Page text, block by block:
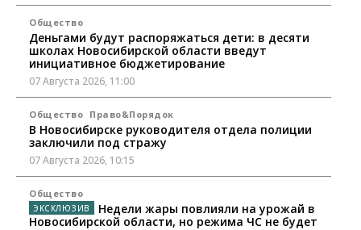
Общество
Деньгами будут распоряжаться дети: в десяти
школах Новосибирской области введут
инициативное бюджетирование
07 Августа 2026, 11:00
Общество Право&Порядок
В Новосибирске руководителя отдела полиции
заключили под стражу
07 Августа 2026, 10:15
Общество
Недели жары повлияли на урожай в
Новосибирской области, но режима ЧС не будет